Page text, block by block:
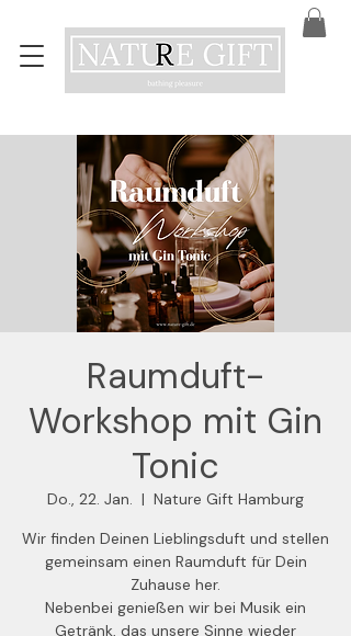
Raumduft-
Workshop mit Gin
Tonic
Do., 22. Jan.
  |
Nature Gift Hamburg
Wir finden Deinen Lieblingsduft und stellen
gemeinsam einen Raumduft für Dein
Zuhause her.
Nebenbei genießen wir bei Musik ein
Getränk, das unsere Sinne wieder